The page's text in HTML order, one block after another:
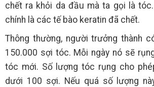
chết ra khỏi da đầu mà ta gọi là
chính là các tế bào keratin đã chết.
Thông thường, người trưởng thành
150.000 sợi tóc. Mỗi ngày nó sẽ
tóc mới. Số lượng tóc rụng cho
dưới 100 sợi. Nếu quá số lượng